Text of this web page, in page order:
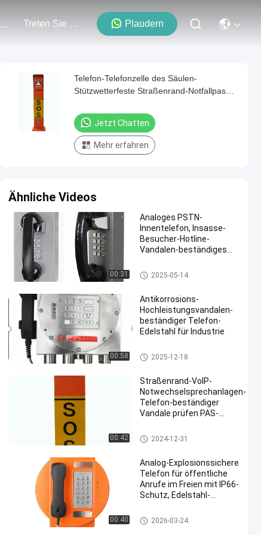
Veranstaltungen Treten Sie Mit Uns In Verbindung Plaudern
Telefon-Telefonzelle des Säulen-
Stützwetterfeste Straßenrand-Notfallpas
Jetzt Chatten
Mehr erfahren
Ähnliche Videos
00:31
Analoges PSTN-
Innentelefon, Insasse-
Besucher-Hotline-
Vandalen-beständiges
Vandalen-beständiges Telefon
2025-05-14
00:58
Antikorrosions-
Hochleistungsvandalen-
beständiger Telefon-
Edelstahl für Industrie
Notrufbox
2025-12-18
00:42
Straßenrand-VoIP-
Notwechselsprechanlagen-
Telefon-beständiger
Vandale prüfen PAS-
Notrufbox
2024-12-31
00:40
Analog-Explosionssichere
Telefon für öffentliche
Anrufe im Freien mit IP66-
Schutz, Edelstahl-
eingebauten Verstärker
Explosionssicheres Telefon
2026-03-24